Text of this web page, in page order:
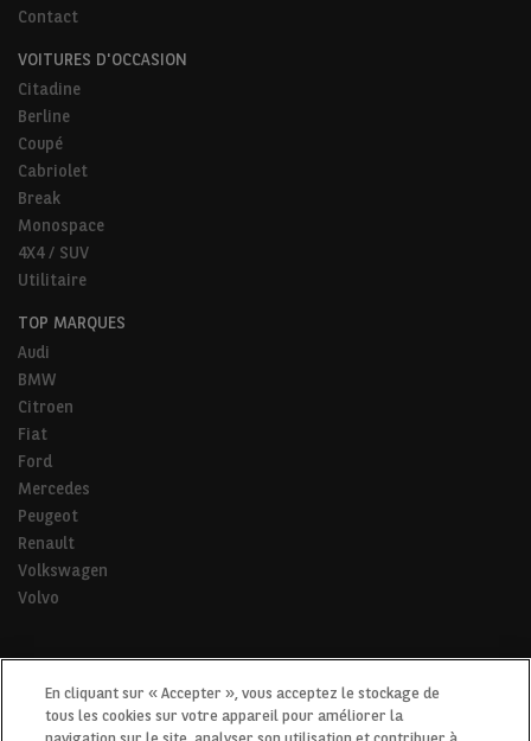
Contact
VOITURES D'OCCASION
Citadine
Berline
Coupé
Cabriolet
Break
Monospace
4X4 / SUV
Utilitaire
TOP MARQUES
Audi
BMW
Citroen
Fiat
Ford
Mercedes
Peugeot
Renault
Volkswagen
Volvo
* Pour tous les trajets de la vie.
En cliquant sur « Accepter », vous acceptez le stockage de
tous les cookies sur votre appareil pour améliorer la